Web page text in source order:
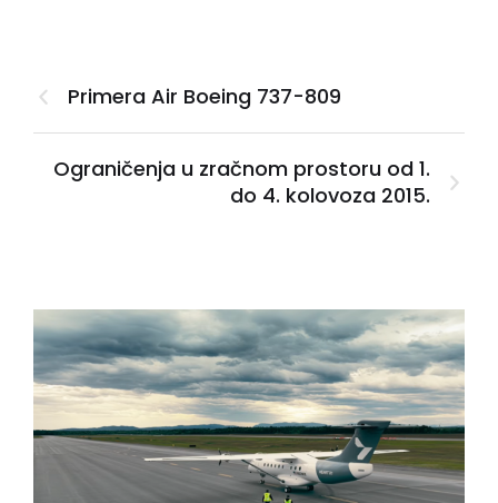
Primera Air Boeing 737-809
Ograničenja u zračnom prostoru od 1.
do 4. kolovoza 2015.